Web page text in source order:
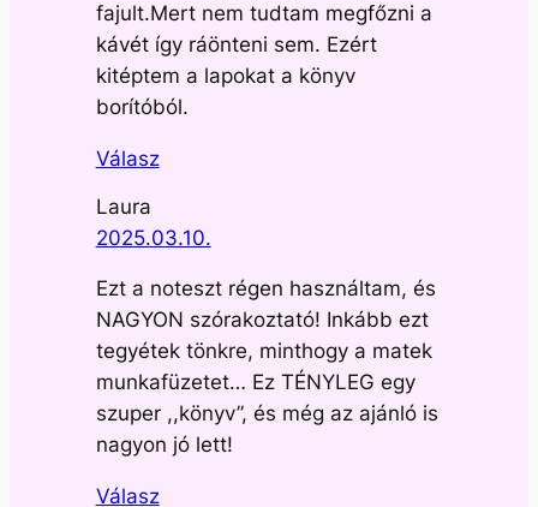
fajult.Mert nem tudtam megfőzni a
kávét így ráönteni sem. Ezért
kitéptem a lapokat a könyv
borítóból.
Válasz
Laura
2025.03.10.
Ezt a noteszt régen használtam, és
NAGYON szórakoztató! Inkább ezt
tegyétek tönkre, minthogy a matek
munkafüzetet… Ez TÉNYLEG egy
szuper ,,könyv”, és még az ajánló is
nagyon jó lett!
Válasz